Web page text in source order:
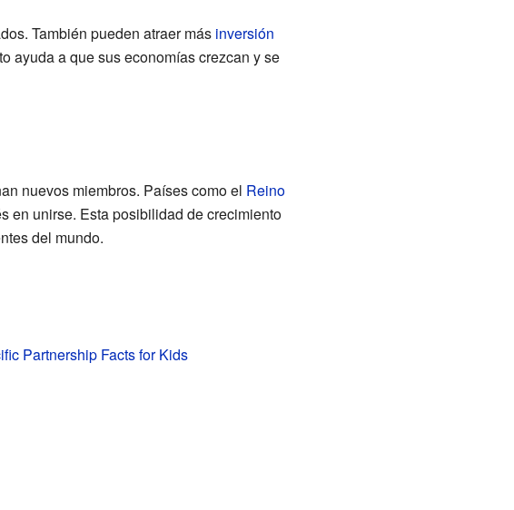
También pueden atraer más inversión
ayuda a que sus economías crezcan y se
nuevos miembros. Países como el Reino
en unirse. Esta posibilidad de crecimiento
del mundo.
Partnership Facts for Kids